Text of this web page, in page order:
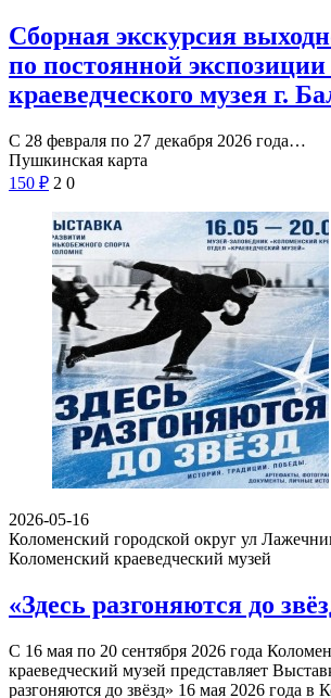
Сборная экскурсия
по постоянной
краеведческого музея г.
С 28 февраля по 27 декабря 2026 года…
Пушкинская карта
150 ₽ 2 0
2026-05-16
Коломенский городской округ ул
Коломенский краеведческий музей
«Здесь разгоняются до
С 16 мая по 20 сентября 2026 года
краеведческий музей представляет
разгоняются до звёзд» 16 мая 2026 года